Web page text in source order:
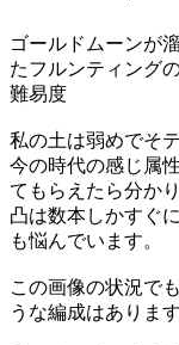
ゴールドムーンが
たフルンティング
難易度
私の土は弱めでそ
今の時代の感じ属
てもらえたら分か
凸は数本しかすぐ
も悩んでいます。
この画像の状況で
うな編成はありま